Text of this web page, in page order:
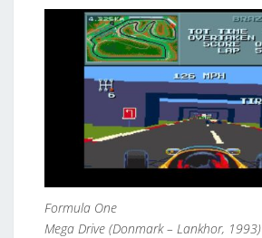
Formula One
Mega Drive (Donmark – Lankhor, 1993)